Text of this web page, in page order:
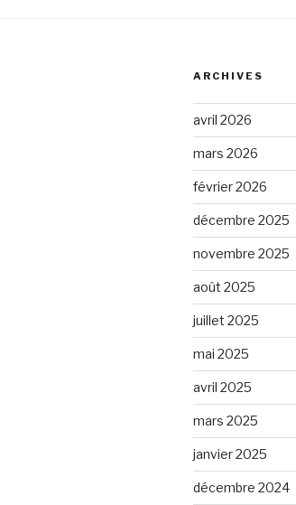
ARCHIVES
avril 2026
mars 2026
février 2026
décembre 2025
novembre 2025
août 2025
juillet 2025
mai 2025
avril 2025
mars 2025
janvier 2025
décembre 2024